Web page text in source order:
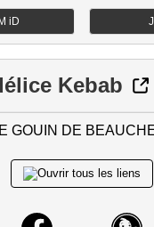
iD
Kebab
GOUIN DE